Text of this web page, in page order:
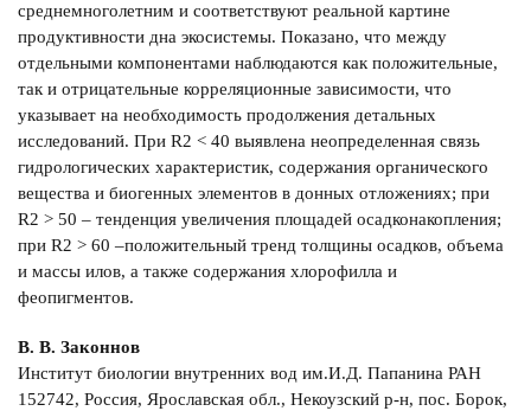
среднемноголетним и соответствуют реальной картине
продуктивности дна экосистемы. Показано, что между
отдельными компонентами наблюдаются как положительные,
так и отрицательные корреляционные зависимости, что
указывает на необходимость продолжения детальных
исследований. При R2 < 40 выявлена неопределенная связь
гидрологических характеристик, содержания органического
вещества и биогенных элементов в донных отложениях; при
R2 > 50 – тенденция увеличения площадей осадконакопления;
при R2 > 60 –положительный тренд толщины осадков, объема
и массы илов, а также содержания хлорофилла и
феопигментов.
В. В. Законнов
Институт биологии внутренних вод им.И.Д. Папанина РАН
152742, Россия, Ярославская обл., Некоузский р-н, пос. Борок,